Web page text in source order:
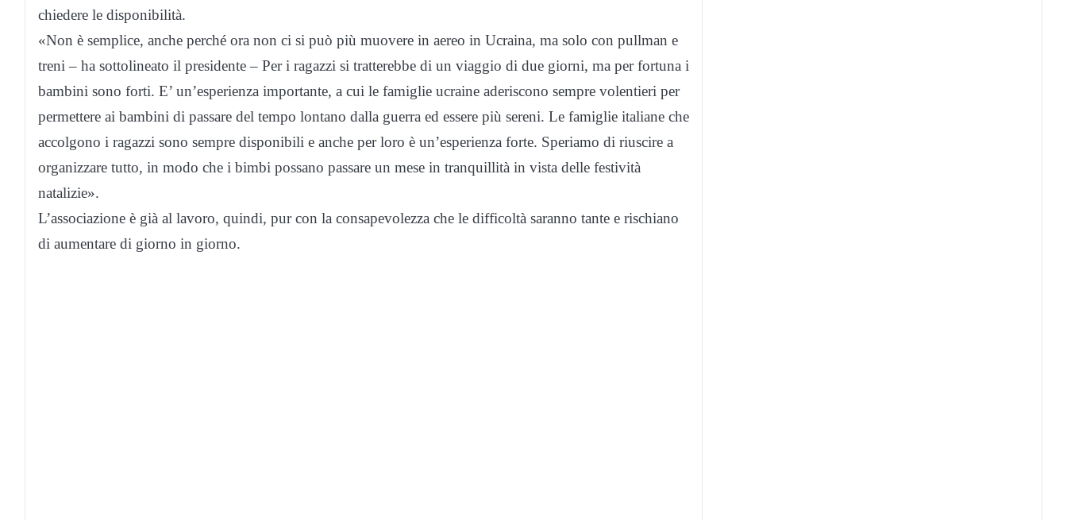
chiedere le disponibilità.
«Non è semplice, anche perché ora non ci si può più muovere in aereo in Ucraina, ma solo con pullman e
treni – ha sottolineato il presidente – Per i ragazzi si tratterebbe di un viaggio di due giorni, ma per fortuna i
bambini sono forti. E’ un’esperienza importante, a cui le famiglie ucraine aderiscono sempre volentieri per
permettere ai bambini di passare del tempo lontano dalla guerra ed essere più sereni. Le famiglie italiane che
accolgono i ragazzi sono sempre disponibili e anche per loro è un’esperienza forte. Speriamo di riuscire a
organizzare tutto, in modo che i bimbi possano passare un mese in tranquillità in vista delle festività
natalizie».
L’associazione è già al lavoro, quindi, pur con la consapevolezza che le difficoltà saranno tante e rischiano
di aumentare di giorno in giorno.